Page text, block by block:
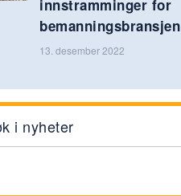
innstramminger for
bemanningsbransjen
13. desember 2022
i nyheter